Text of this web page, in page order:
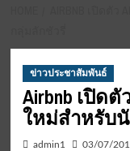
ข่าวประชาสัมพันธ์
Airbnb เปิดตั
ใหม่สำหรับ
admin1 03/07/